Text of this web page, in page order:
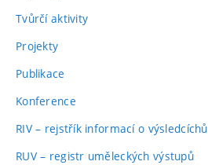
Tvůrčí aktivity
Projekty
Publikace
Konference
RIV – rejstřík informací o výsledcíchů
RUV – registr uměleckých výstupů